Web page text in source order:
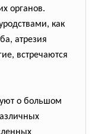
органов.
как
атрезия
встречаются
о большом